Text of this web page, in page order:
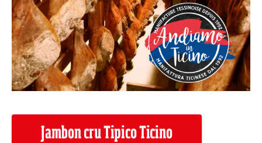
Jambon cru Tipico Ticino